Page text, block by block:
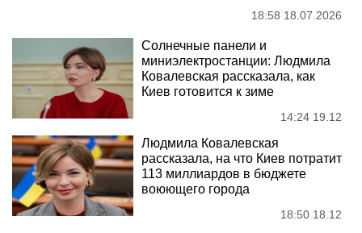
18:58 18.07.2026
Солнечные панели и
миниэлектростанции: Людмила
Ковалевская рассказала, как
Киев готовится к зиме
14:24 19.12
Людмила Ковалевская
рассказала, на что Киев потратит
113 миллиардов в бюджете
воюющего города
18:50 18.12